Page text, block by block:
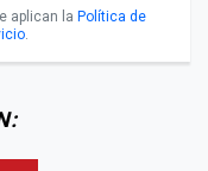
aplican la Política de
.